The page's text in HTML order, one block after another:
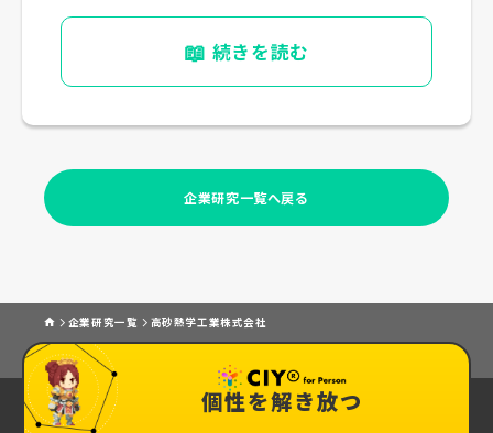
術士、電気主任技術者 など
📖 続きを読む
企業研究一覧へ戻る
企業研究一覧 高砂熱学工業株式会社
個性を解き放つ